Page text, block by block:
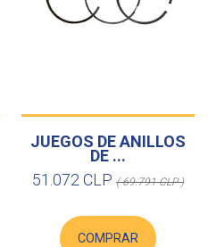
JUEGOS DE ANILLOS
DE ...
51.072 CLP ( 69.791 CLP )
COMPRAR